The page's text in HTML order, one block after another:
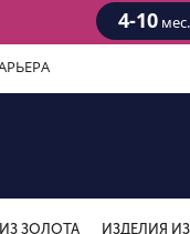
4-10
ЗОЛОТА ИЗДЕЛИЯ